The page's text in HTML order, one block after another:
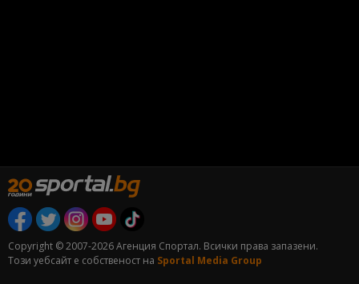
Copyright © 2007-2026 Агенция Спортал. Всички права запазени.
Този уебсайт е собственост на Sportal Media Group